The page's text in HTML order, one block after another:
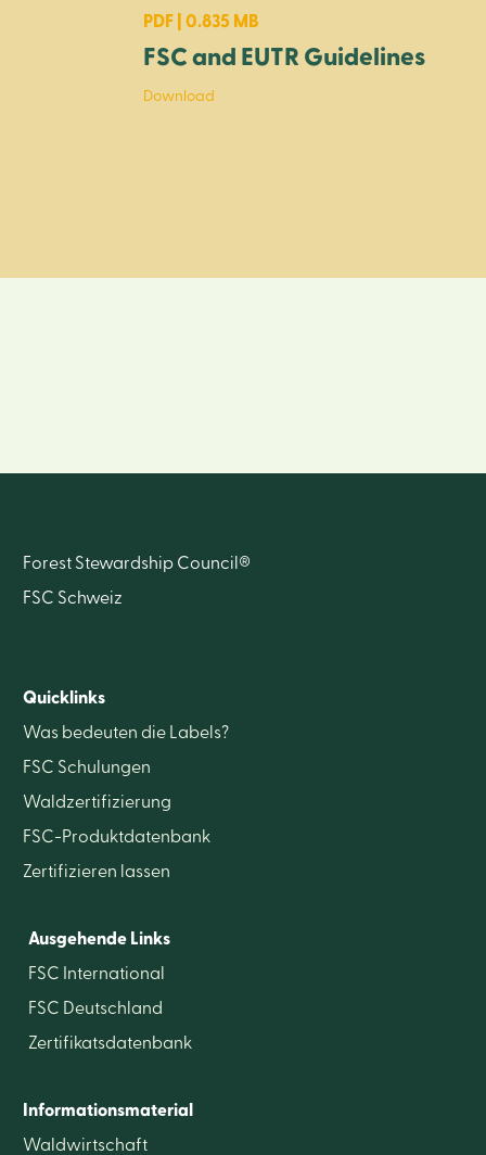
PDF | 0.835 MB
FSC and EUTR Guidelines
Download
Forest Stewardship Council®
FSC Schweiz
Quicklinks
Was bedeuten die Labels?
FSC Schulungen
Waldzertifizierung
FSC-Produktdatenbank
Zertifizieren lassen
Ausgehende Links
FSC International
FSC Deutschland
Zertifikatsdatenbank
Informationsmaterial
Waldwirtschaft